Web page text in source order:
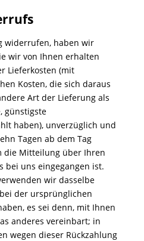
widerrufen, haben wir
wir von Ihnen erhalten
Lieferkosten (mit
Kosten, die sich daraus
Art der Lieferung als
günstigste
haben), unverzüglich und
Tagen ab dem Tag
die Mitteilung über Ihren
bei uns eingegangen ist.
wir dasselbe
der ursprünglichen
es sei denn, mit Ihnen
anderes vereinbart; in
wegen dieser Rückzahlung